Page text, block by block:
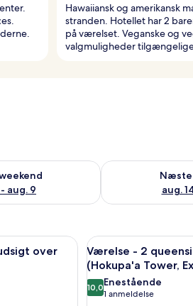
Hawaiiansk og amerikansk
stranden. Hotellet har 2
på værelset. Veganske og
valgmuligheder
aug. 9
denne weekend aug. 7 - aug. 9
Næste
aug.
Tjek
pengeskab på værelset, skrivebord
over
Indlæs
alle
billeder
af
6
Værelse - 2
(Hokupa'a Tower,
10,010,0 ud af 10
Enestående
1 anmeldelse
(1